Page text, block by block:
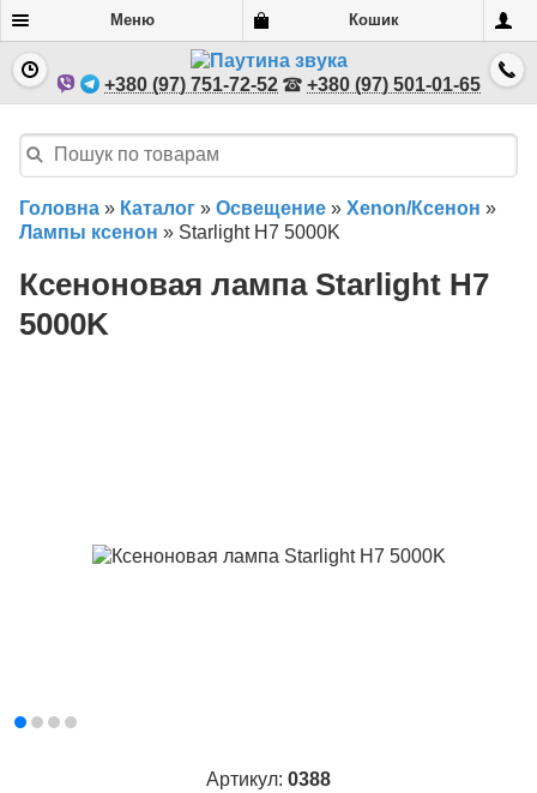
Меню Кошик
+380 (97) 751-72-52 +380 (97) 501-01-65
Головна » Каталог » Освещение » Xenon/Ксенон »
Лампы ксенон » Starlight H7 5000K
Ксеноновая лампа Starlight H7
5000K
Артикул: 0388